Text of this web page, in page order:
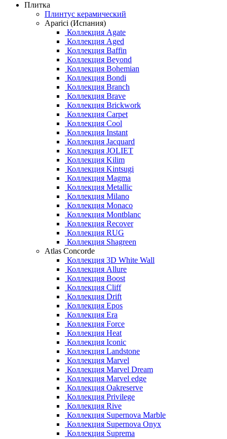
Плитка
Плинтус керамический
Aparici (Испания)
Коллекция Agate
Коллекция Aged
Коллекция Baffin
Коллекция Beyond
Коллекция Bohemian
Коллекция Bondi
Коллекция Branch
Коллекция Brave
Коллекция Brickwork
Коллекция Carpet
Коллекция Cool
Коллекция Instant
Коллекция Jacquard
Коллекция JOLIET
Коллекция Kilim
Коллекция Kintsugi
Коллекция Magma
Коллекция Metallic
Коллекция Milano
Коллекция Monaco
Коллекция Montblanc
Коллекция Recover
Коллекция RUG
Коллекция Shagreen
Atlas Concorde
Коллекция 3D White Wall
Коллекция Allure
Коллекция Boost
Коллекция Cliff
Коллекция Drift
Коллекция Epos
Коллекция Era
Коллекция Force
Коллекция Heat
Коллекция Iconic
Коллекция Landstone
Коллекция Marvel
Коллекция Marvel Dream
Коллекция Marvel edge
Коллекция Oakreserve
Коллекция Privilege
Коллекция Rive
Коллекция Supernova Marble
Коллекция Supernova Onyx
Коллекция Suprema